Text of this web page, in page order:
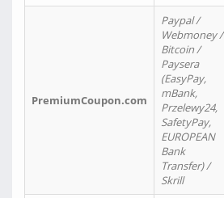
PremiumCoupon.com
Paypal /
Webmoney /
Bitcoin /
Paysera
(EasyPay,
mBank,
Przelewy24,
SafetyPay,
EUROPEAN
Bank
Transfer) /
Skrill